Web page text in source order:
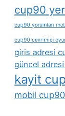
cup90
cup90 yorumları
cup90 çevrimiçi
giris adresi
güncel
kayit
mobil cup90